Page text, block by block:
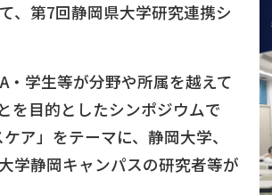
、第7回静岡県大学研究連携シ
・学生等が分野や所属を越えて
を目的としたシンポジウムで
ア」をテーマに、静岡大学、
学静岡キャンパスの研究者等が